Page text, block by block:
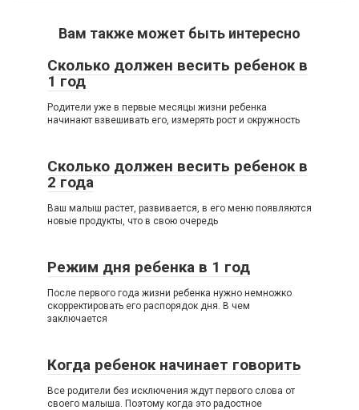
Вам также может быть интересно
Сколько должен весить ребенок в
1 год
Родители уже в первые месяцы жизни ребенка
начинают взвешивать его, измерять рост и окружность
Сколько должен весить ребенок в
2 года
Ваш малыш растет, развивается, в его меню появляются
новые продукты, что в свою очередь
Режим дня ребенка в 1 год
После первого года жизни ребенка нужно немножко
скорректировать его распорядок дня. В чем
заключается
Когда ребенок начинает говорить
Все родители без исключения ждут первого слова от
своего малыша. Поэтому когда это радостное